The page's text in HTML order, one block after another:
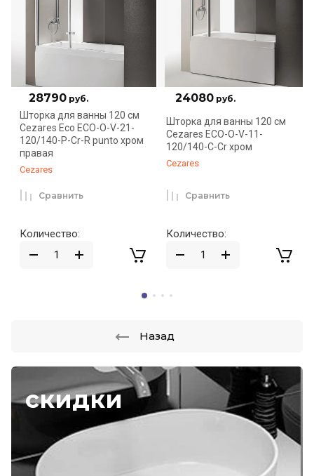
скидки
28790 руб.
Шторка для ванны 120 см
Cezares Eco ECO-O-V-21-
120/140-P-Cr-R punto хром
правая
Cezares
Количество:
Сравнить
24080 руб.
Шторка для ванны 120 см
Cezares ECO-O-V-11-
120/140-C-Cr хром
Cezares
Количество:
Сравнить
Назад